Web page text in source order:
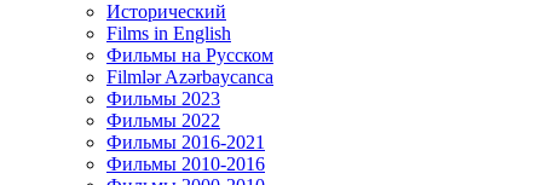
Исторический
Films in English
Фильмы на Русском
Filmlər Azərbaycanca
Фильмы 2023
Фильмы 2022
Фильмы 2016-2021
Фильмы 2010-2016